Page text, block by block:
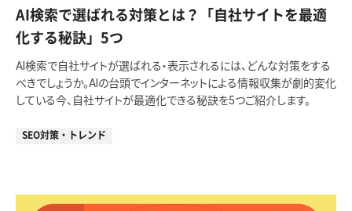
AI検索で選ばれる対策とは？「自社サイトを最適
化する秘訣」5つ
AI検索で自社サイトが選ばれる・表示されるには、どんな対策をする
べきでしょうか。AIの台頭でインターネットによる情報収集が劇的変化
している今、自社サイトが最適化できる秘訣を5つご紹介します。
SEO対策・トレンド